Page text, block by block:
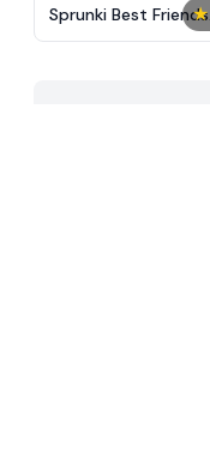
★
Sprunki Best Friends
Slaughter